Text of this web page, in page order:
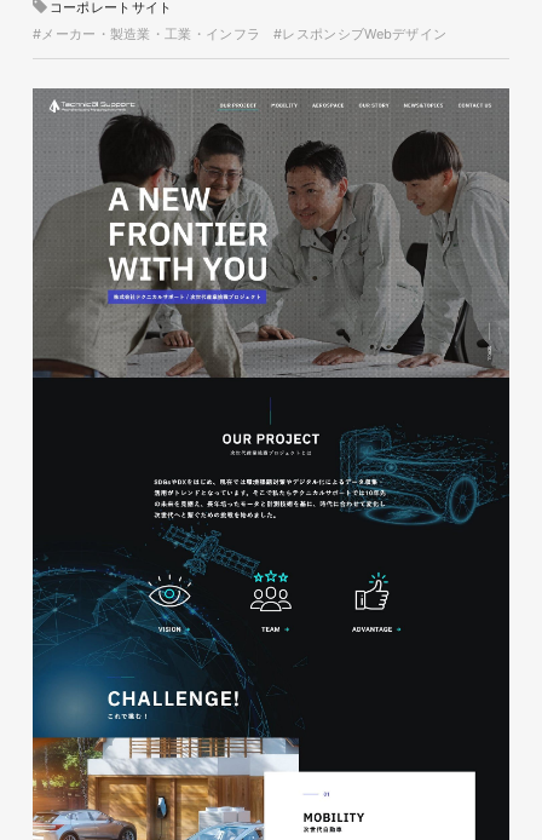
glitter8様 ECサイト制作
ECサイト
#アパレル・ファッション
#HTML/CSSコーディング
glitter8様 A4スタンドバナ
#アパレル・ファッション
#A4スタンドバナー
#アパレル・ファッション
glitter8様 チラシ
印刷物
#アパレル・ファッション
#チラシ
glitter8様 カタログ
印刷物
#アパレル・ファッション
#カタログ
コーポレートサイト
#メーカー・製造業・工業・インフラ
#レスポンシブWebデザイン